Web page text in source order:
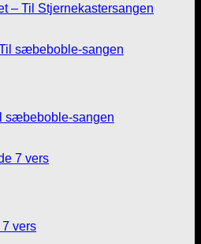
– Til Stjernekastersangen
sæbeboble-sangen
vers